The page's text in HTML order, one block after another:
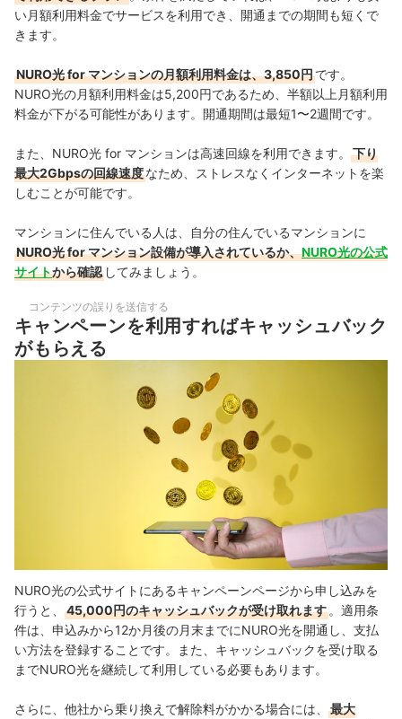
い月額利用料金でサービスを利用でき、 開通までの期間も短くで
きます。
NURO光 for マンションの月額利用料金は、3,850円です。
NURO光の月額利用料金は5,200円であるため、半額以上月額利用
料金が下がる可能性があります。開通期間は最短1〜2週間です。
また、NURO光 for マンションは高速回線を利用できます。
下り
最大2Gbpsの回線速度なため、ストレスなくインターネットを楽
しむことが可能です。
マンションに住んでいる人は、自分の住んでいるマンションに
NURO光 for マンション設備が導入されているか、NURO光の公式
サイトから確認 してみましょう。
コンテンツの誤りを送信する
キャンペーンを利用すればキャッシュバック
がもらえる
NURO光の公式サイトにあるキャンペーンページから申し込みを
行うと、
45,000円のキャッシュバックが受け取れます 。 適用条
件は、申込みから12か月後の月末までにNURO光を開通し、支払
い方法を登録することです。また、キャッシュバックを受け取る
までNURO光を継続して利用している必要もあります。
さらに、他社から乗り換えで解除料がかかる場合には、
最大